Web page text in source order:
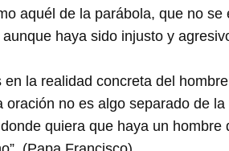
aquél de la parábola, que no
haya sido injusto y
la realidad concreta del
no es algo separado de
quiera que haya un